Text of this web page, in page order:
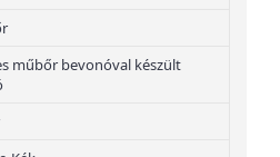
műbőr bevonóval készült